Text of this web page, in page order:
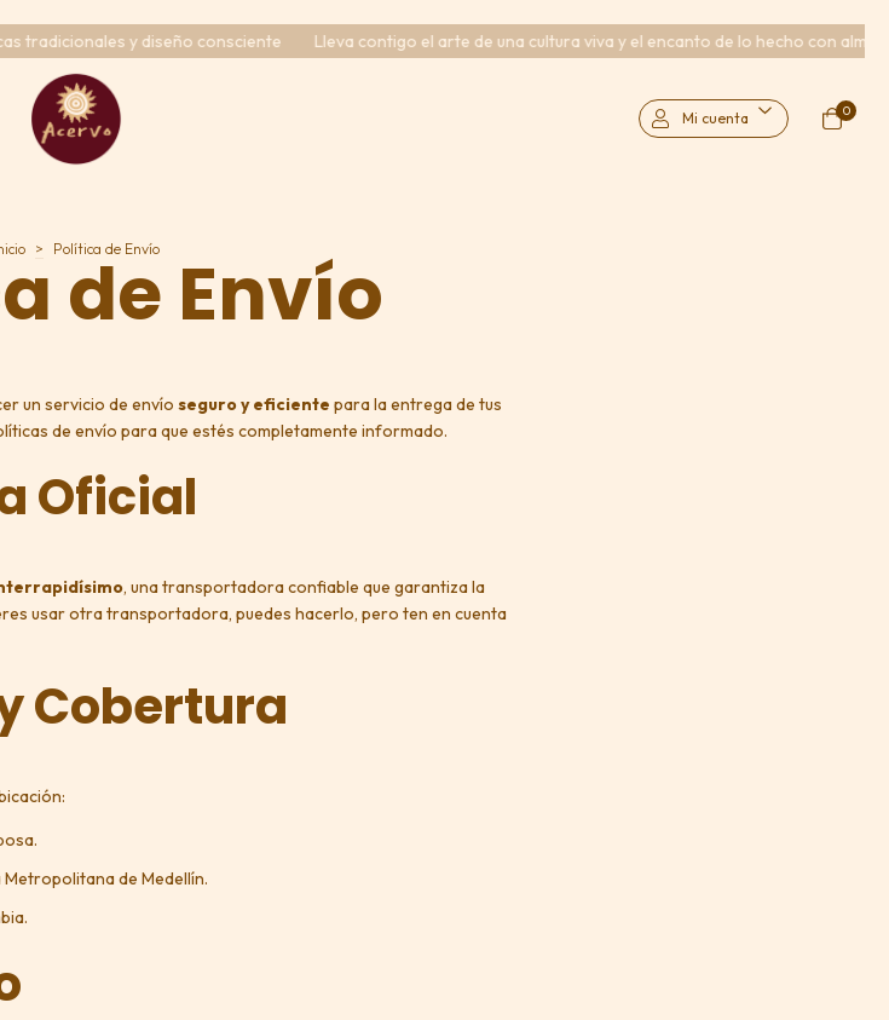
y diseño consciente Lleva contigo el arte de una cultura viva y el encanto de lo hecho con alma.
Mi cuenta 0
> Política de Envío
de Envío
un servicio de envío seguro y eficiente para la entrega de tus
de envío para que estés completamente informado.
Oficial
, una transportadora confiable que garantiza la
usar otra transportadora, puedes hacerlo, pero ten en cuenta
Cobertura
de Medellín.